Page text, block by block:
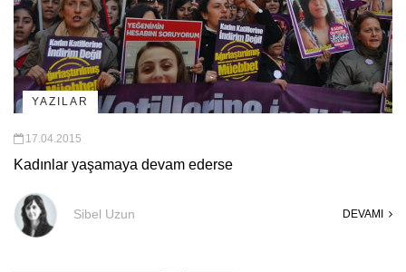
YAZILAR
17.04.2015
Kadınlar yaşamaya devam ederse
Sibel Uzun DEVAMI